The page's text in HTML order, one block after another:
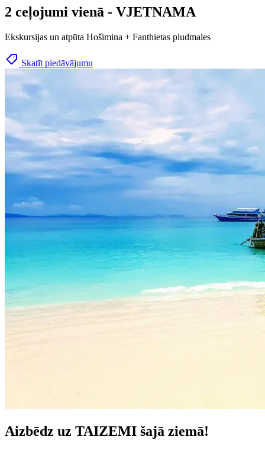
2 ceļojumi vienā - VJETNAMA
Ekskursijas un atpūta Hošimina + Fanthietas pludmales
Skatīt piedāvājumu
Aizbēdz uz TAIZEMI šajā ziemā!